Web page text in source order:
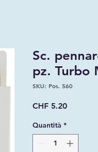
Sc.
pz. Turbo
SKU: Pos. 560
CHF 5.20Prezzo
Quantità *